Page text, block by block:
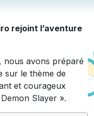
rejoint l’aventure
nous avons préparé
sur le thème de
et courageux
Slayer ».